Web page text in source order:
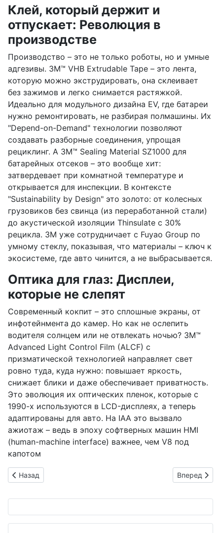
Клей, который держит и
отпускает: Революция в
производстве
Производство – это не только роботы, но и умные
адгезивы. 3M™ VHB Extrudable Tape – это лента,
которую можно экструдировать, она склеивает
без зажимов и легко снимается растяжкой.
Идеально для модульного дизайна EV, где батареи
нужно ремонтировать, не разбирая полмашины. Их
"Depend-on-Demand" технологии позволяют
создавать разборные соединения, упрощая
рециклинг. А 3M™ Sealing Material SZ1000 для
батарейных отсеков – это вообще хит:
затвердевает при комнатной температуре и
открывается для инспекции. В контексте
"Sustainability by Design" это золото: от колесных
грузовиков без свинца (из переработанной стали)
до акустической изоляции Thinsulate с 30%
рецикла. 3M уже сотрудничает с Fuyao Group по
умному стеклу, показывая, что материалы – ключ к
экосистеме, где авто чинится, а не выбрасывается.
Оптика для глаз: Дисплеи,
которые не слепят
Современный кокпит – это сплошные экраны, от
инфотейнмента до камер. Но как не ослепить
водителя солнцем или не отвлекать ночью? 3M™
Advanced Light Control Film (ALCF) с
призматической технологией направляет свет
ровно туда, куда нужно: повышает яркость,
снижает блики и даже обеспечивает приватность.
Это эволюция их оптических пленок, которые с
1990-х используются в LCD-дисплеях, а теперь
адаптированы для авто. На IAA это вызвало
ажиотаж – ведь в эпоху софтверных машин HMI
(human-machine interface) важнее, чем V8 под
капотом
Предыдущий: Toyota Boshoku инвестирует в AI: когда
Назад Следующий:
Вперед